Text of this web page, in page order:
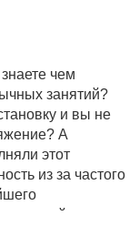
чем
занятий?
и вы не
А
этот
из за частого
контент